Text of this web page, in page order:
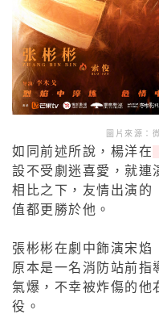
圖片來源：
如同前述所說，楊洋在
設不受劇迷喜愛，就連
相比之下，友情出演的
值都更勝於他。
張彬彬在劇中飾演宋焰
原本是一名消防站前指
氣爆，不幸被炸傷的他
役。